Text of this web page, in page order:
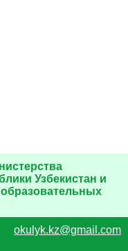
Узбекистан и
okulyk.kz@gmail.com